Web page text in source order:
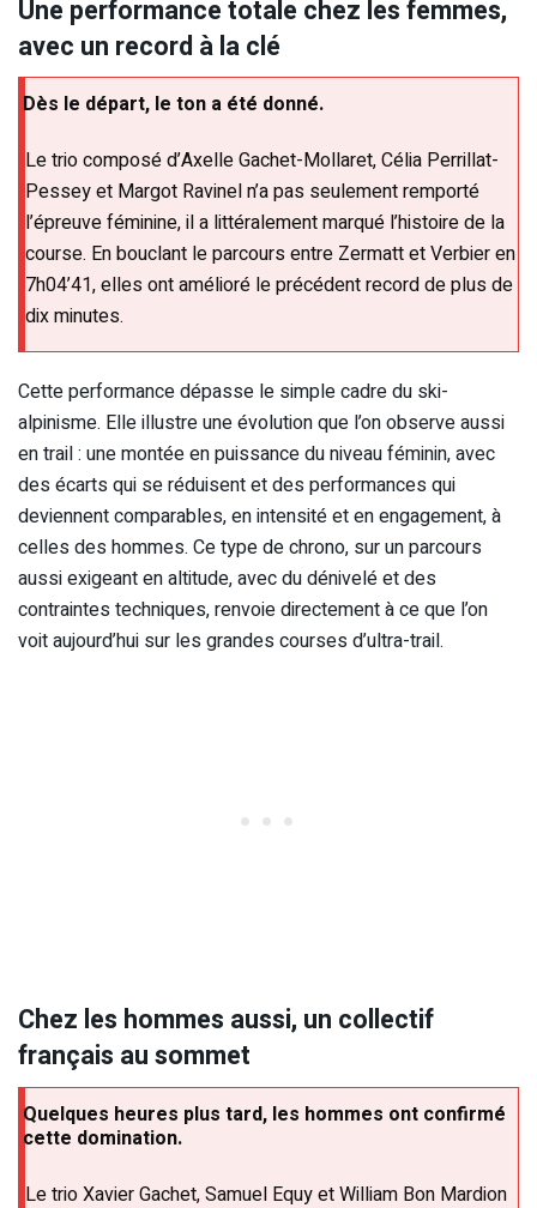
Une performance totale chez les femmes,
avec un record à la clé
Dès le départ, le ton a été donné.
Le trio composé d’Axelle Gachet-Mollaret, Célia Perrillat-
Pessey et Margot Ravinel n’a pas seulement remporté
l’épreuve féminine, il a littéralement marqué l’histoire de la
course. En bouclant le parcours entre Zermatt et Verbier en
7h04’41, elles ont amélioré le précédent record de plus de
dix minutes.
Cette performance dépasse le simple cadre du ski-
alpinisme. Elle illustre une évolution que l’on observe aussi
en trail : une montée en puissance du niveau féminin, avec
des écarts qui se réduisent et des performances qui
deviennent comparables, en intensité et en engagement, à
celles des hommes. Ce type de chrono, sur un parcours
aussi exigeant en altitude, avec du dénivelé et des
contraintes techniques, renvoie directement à ce que l’on
voit aujourd’hui sur les grandes courses d’ultra-trail.
Chez les hommes aussi, un collectif
français au sommet
Quelques heures plus tard, les hommes ont confirmé
cette domination.
Le trio Xavier Gachet, Samuel Equy et William Bon Mardion